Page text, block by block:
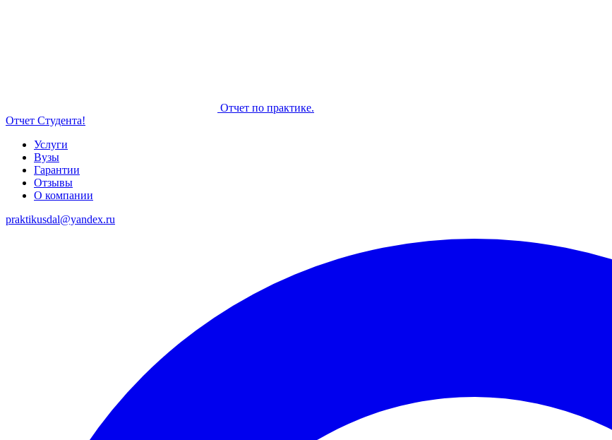
Отчет по практике.
Отчет Студента!
Услуги
Вузы
Гарантии
Отзывы
О компании
praktikusdal@yandex.ru